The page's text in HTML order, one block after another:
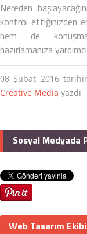
Nereden
kontrol ettiğinizden
hem de
hazırlamanıza
08 Şubat 2016
Creative Media yazdı
Sosyal Medyada
Web Tasarım Ekibi